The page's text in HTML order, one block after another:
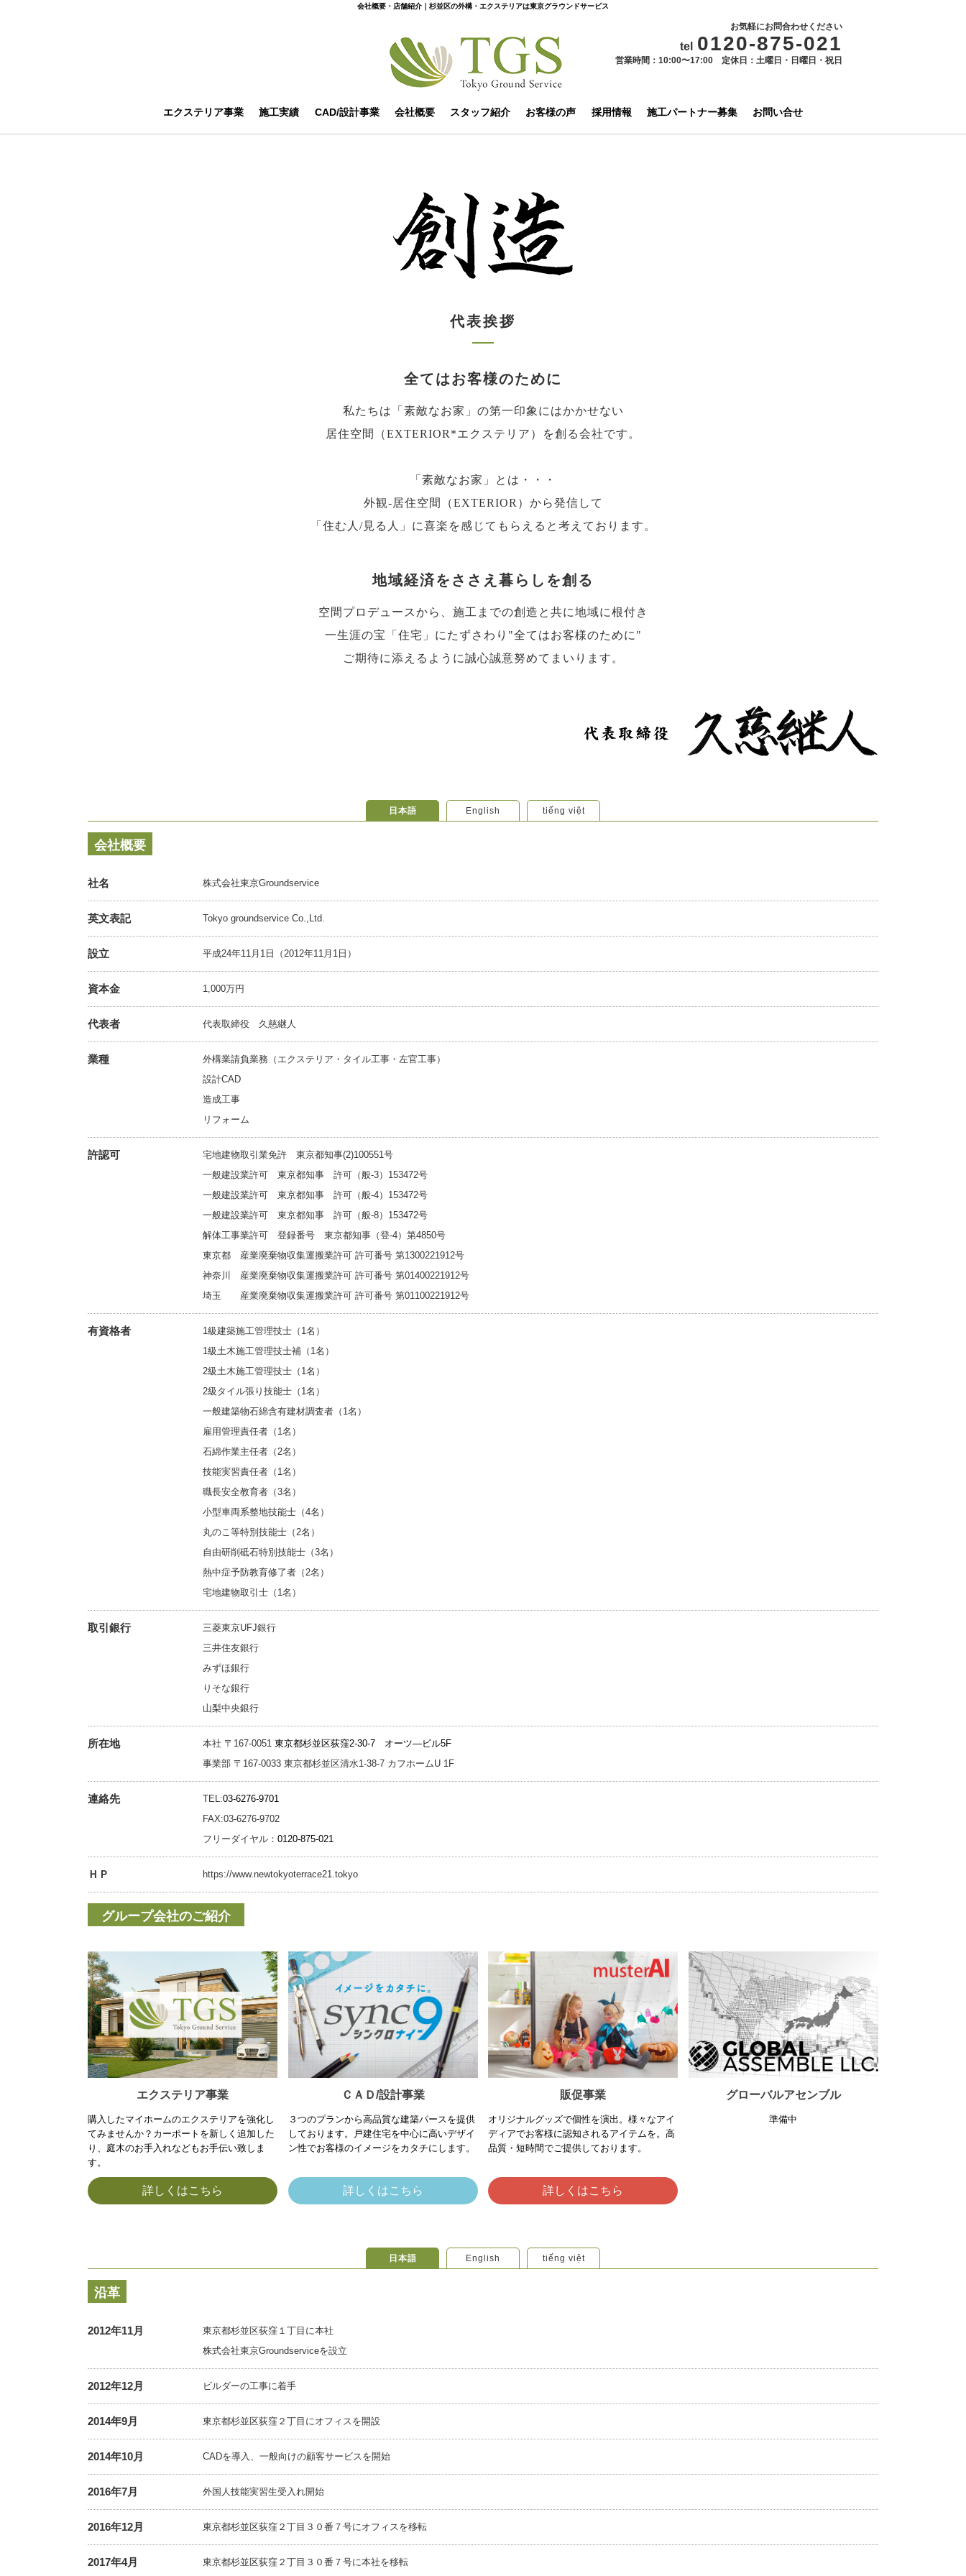
会社概要・店舗紹介｜杉並区の外構・エクステリアは東京グラウンドサービス
お気軽にお問合わせください
tel 0120-875-021
営業時間：10:00〜17:00 定休日：土曜日・日曜日・祝日
エクステリア事業 施工実績 CAD/設計事業 会社概要 スタッフ紹介 お客様の声 採用情報 施工パートナー募集 お問い合せ
代表挨拶
全てはお客様のために
私たちは「素敵なお家」の第一印象にはかかせない
居住空間（EXTERIOR*エクステリア）を創る会社です。
「素敵なお家」とは・・・
外観-居住空間（EXTERIOR）から発信して
「住む人/見る人」に喜楽を感じてもらえると考えております。
地域経済をささえ暮らしを創る
空間プロデュースから、施工までの創造と共に地域に根付き
一生涯の宝「住宅」にたずさわり"全てはお客様のために"
ご期待に添えるように誠心誠意努めてまいります。
日本語 English tiếng việt
会社概要
社名 株式会社東京Groundservice
英文表記 Tokyo groundservice Co.,Ltd.
設立 平成24年11月1日（2012年11月1日）
資本金 1,000万円
代表者 代表取締役 久慈継人
業種
外構業請負業務（エクステリア・タイル工事・左官工事）
設計CAD
造成工事
リフォーム
許認可
宅地建物取引業免許 東京都知事(2)100551号
一般建設業許可 東京都知事 許可（般-3）153472号
一般建設業許可 東京都知事 許可（般-4）153472号
一般建設業許可 東京都知事 許可（般-8）153472号
解体工事業許可 登録番号 東京都知事（登-4）第4850号
東京都 産業廃棄物収集運搬業許可 許可番号 第1300221912号
神奈川 産業廃棄物収集運搬業許可 許可番号 第01400221912号
埼玉 産業廃棄物収集運搬業許可 許可番号 第01100221912号
有資格者
1級建築施工管理技士（1名）
1級土木施工管理技士補（1名）
2級土木施工管理技士（1名）
2級タイル張り技能士（1名）
一般建築物石綿含有建材調査者（1名）
雇用管理責任者（1名）
石綿作業主任者（2名）
技能実習責任者（1名）
職長安全教育者（3名）
小型車両系整地技能士（4名）
丸のこ等特別技能士（2名）
自由研削砥石特別技能士（3名）
熱中症予防教育修了者（2名）
宅地建物取引士（1名）
取引銀行
三菱東京UFJ銀行
三井住友銀行
みずほ銀行
りそな銀行
山梨中央銀行
所在地 本社 〒167-0051 東京都杉並区荻窪2-30-7 オーツ―ビル5F
事業部 〒167-0033 東京都杉並区清水1-38-7 カフホームU 1F
連絡先 TEL:03-6276-9701
FAX:03-6276-9702
フリーダイヤル： 0120-875-021
ＨＰ https://www.newtokyoterrace21.tokyo
グループ会社のご紹介
エクステリア事業
購入したマイホームのエクステリアを強化し
てみませんか？カーポートを新しく追加した
り、庭木のお手入れなどもお手伝い致しま
す。
詳しくはこちら
ＣＡＤ/設計事業
３つのプランから高品質な建築パースを提供
しております。戸建住宅を中心に高いデザイ
ン性でお客様のイメージをカタチにします。
詳しくはこちら
販促事業
オリジナルグッズで個性を演出。様々なアイ
ディアでお客様に認知されるアイテムを。高
品質・短時間でご提供しております。
詳しくはこちら
グローバルアセンブル
準備中
日本語 English tiếng việt
沿革
2012年11月
東京都杉並区荻窪１丁目に本社
株式会社東京Groundserviceを設立
2012年12月 ビルダーの工事に着手
2014年9月 東京都杉並区荻窪２丁目にオフィスを開設
2014年10月 CADを導入、一般向けの顧客サービスを開始
2016年7月 外国人技能実習生受入れ開始
2016年12月 東京都杉並区荻窪２丁目３０番７号にオフィスを移転
2017年4月 東京都杉並区荻窪２丁目３０番７号に本社を移転